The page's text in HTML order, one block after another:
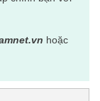
hoặc